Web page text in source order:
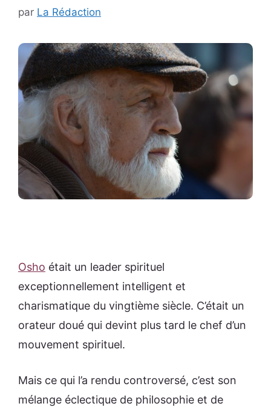
par La Rédaction
Osho était un leader spirituel
exceptionnellement intelligent et
charismatique du vingtième siècle. C’était un
orateur doué qui devint plus tard le chef d’un
mouvement spirituel.
Mais ce qui l’a rendu controversé, c’est son
mélange éclectique de philosophie et de